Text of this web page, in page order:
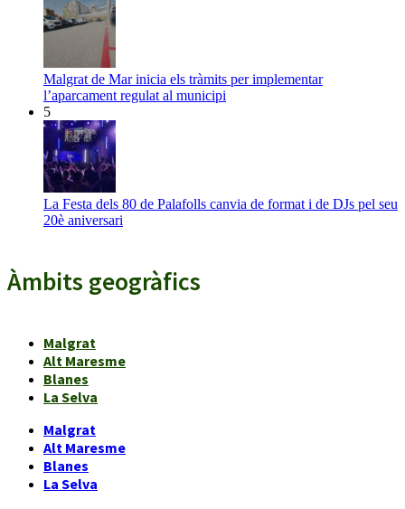
Malgrat de Mar inicia els tràmits per implementar
l’aparcament regulat al municipi
5
La Festa dels 80 de Palafolls canvia de format i de DJs pel seu
20è aniversari
Àmbits geogràfics
Malgrat
Alt Maresme
Blanes
La Selva
Malgrat
Alt Maresme
Blanes
La Selva